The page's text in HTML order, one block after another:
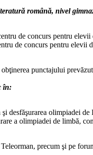
română, nivel
de concurs pentru elevii
de concurs pentru elevii
punctajului
în:
desfăşurarea olimpiadei
a olimpiadei de limbă,
precum şi pe